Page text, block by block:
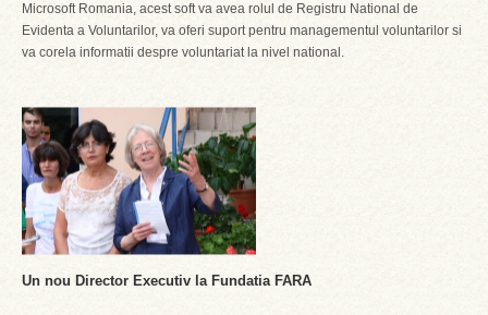
Microsoft Romania, acest soft va avea rolul de Registru National de
Evidenta a Voluntarilor, va oferi suport pentru managementul voluntarilor si
va corela informatii despre voluntariat la nivel national.
Un nou Director Executiv la Fundatia FARA